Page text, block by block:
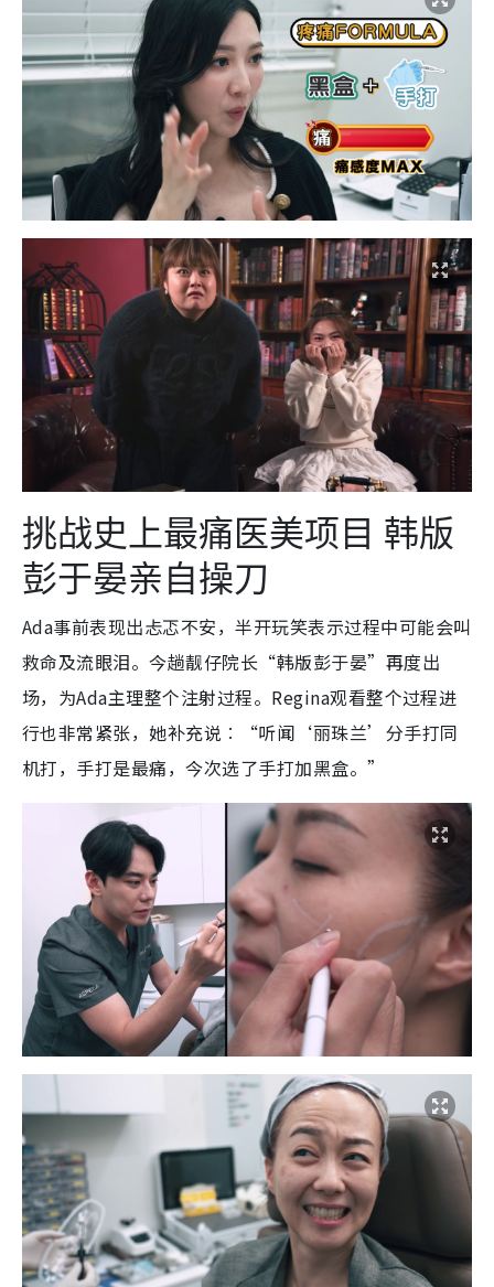
挑战史上最痛医美项目 韩版
彭于晏亲自操刀
Ada事前表现出忐忑不安，半开玩笑表示过程中可能会叫
救命及流眼泪。今趟靓仔院长“韩版彭于晏”再度出
场，为Ada主理整个注射过程。Regina观看整个过程进
行也非常紧张，她补充说︰“听闻‘丽珠兰’分手打同
机打，手打是最痛，今次选了手打加黑盒。”